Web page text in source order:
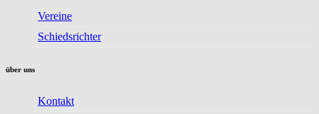
Vereine
Schiedsrichter
über uns
Kontakt